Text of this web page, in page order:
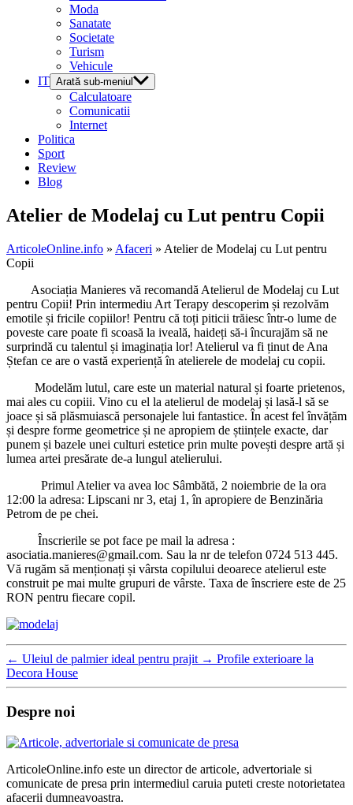
Moda
Sanatate
Societate
Turism
Vehicule
IT Arată sub-meniul
Calculatoare
Comunicatii
Internet
Politica
Sport
Review
Blog
Atelier de Modelaj cu Lut pentru Copii
ArticoleOnline.info » Afaceri » Atelier de Modelaj cu Lut pentru
Copii
Asociația Manieres vă recomandă Atelierul de Modelaj cu Lut
pentru Copii! Prin intermediu Art Terapy descoperim și rezolvăm
emotile și fricile copiilor! Pentru că toți piticii trăiesc într-o lume de
poveste care poate fi scoasă la iveală, haideți să-i încurajăm să ne
surprindă cu talentul și imaginația lor! Atelierul va fi ținut de Ana
Ștefan ce are o vastă experiență în atelierele de modelaj cu copii.
Modelăm lutul, care este un material natural și foarte prietenos,
mai ales cu copiii. Vino cu el la atelierul de modelaj și lasă-l să se
joace și să plăsmuiască personajele lui fantastice. În acest fel învățăm
și despre forme geometrice și ne apropiem de științele exacte, dar
punem și bazele unei culturi estetice prin multe povești despre artă și
lumea artei presărate de-a lungul atelierului.
Primul Atelier va avea loc Sâmbătă, 2 noiembrie de la ora
12:00 la adresa: Lipscani nr 3, etaj 1, în apropiere de Benzinăria
Petrom de pe chei.
Înscrierile se pot face pe mail la adresa :
asociatia.manieres@gmail.com. Sau la nr de telefon 0724 513 445.
Vă rugăm să menționați și vârsta copilului deoarece atelierul este
construit pe mai multe grupuri de vârste. Taxa de înscriere este de 25
RON pentru fiecare copil.
← Uleiul de palmier ideal pentru prajit → Profile exterioare la
Decora House
Despre noi
ArticoleOnline.info este un director de articole, advertoriale si
comunicate de presa prin intermediul caruia puteti creste notorietatea
afacerii dumneavoastra.